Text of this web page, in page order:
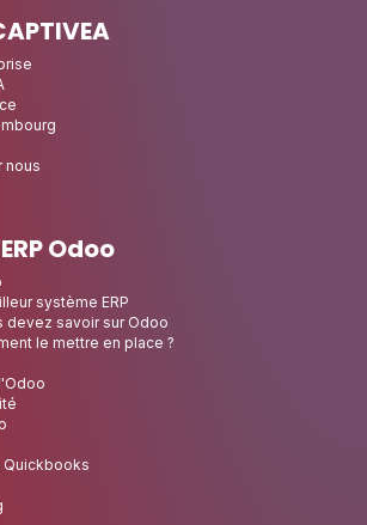
nous
Odoo
système ERP
devez savoir sur Odoo
le mettre en place ?
Quickbooks